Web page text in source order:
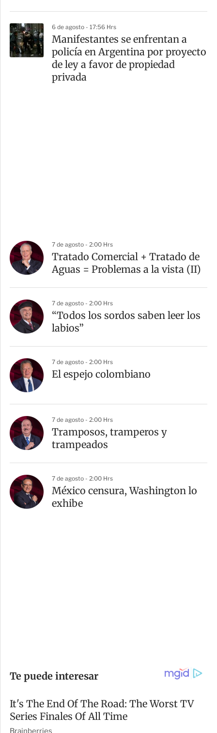
6 de agosto - 17:56 Hrs
Manifestantes se enfrentan a
policía en Argentina por proyecto
de ley a favor de propiedad
privada
7 de agosto - 2:00 Hrs
Tratado Comercial + Tratado de
Aguas = Problemas a la vista (II)
7 de agosto - 2:00 Hrs
“Todos los sordos saben leer los
labios”
7 de agosto - 2:00 Hrs
El espejo colombiano
7 de agosto - 2:00 Hrs
Tramposos, tramperos y
trampeados
7 de agosto - 2:00 Hrs
México censura, Washington lo
exhibe